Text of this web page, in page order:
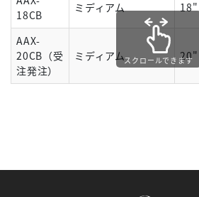
18CB
ミディアム 18"
AAX-
20CB（受
注発注）
ミディアム 20"
スクロールできます